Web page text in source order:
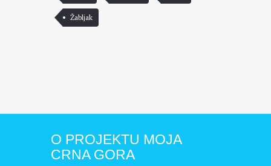
Žabljak
O PROJEKTU MOJA
CRNA GORA